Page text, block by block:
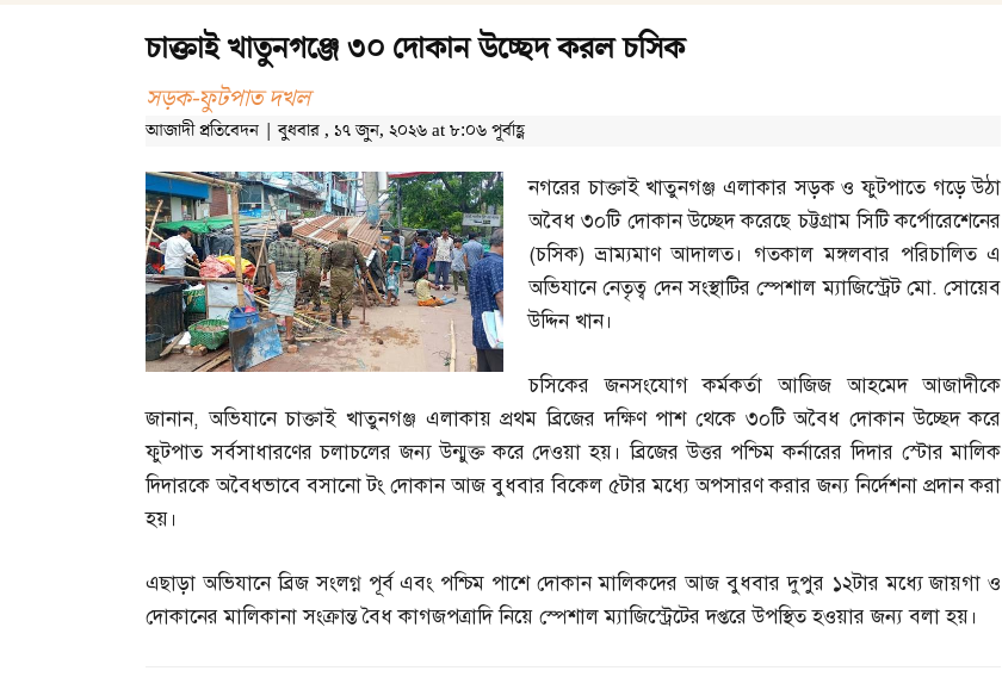
চাক্তাই খাতুনগঞ্জে ৩০ দোকান উচ্ছেদ করল চসিক
সড়ক-ফুটপাত দখল
আজাদী প্রতিবেদন | বুধবার , ১৭ জুন, ২০২৬ at ৮:০৬ পূর্বাহ্ণ
নগরের চাক্তাই খাতুনগঞ্জ এলাকার সড়ক ও ফুটপাতে গড়ে উঠা
অবৈধ ৩০টি দোকান উচ্ছেদ করেছে চট্টগ্রাম সিটি কর্পোরেশেনের
(চসিক)ভ্রাম্যমাণ আদালত। গতকাল মঙ্গলবার পরিচালিত এ
অভিযানে নেতৃত্ব দেন সংস্থাটির স্পেশাল ম্যাজিস্ট্রেট মো.সোয়েব
উদ্দিন খান।
চসিকের জনসংযোগ কর্মকর্তা আজিজ আহমেদ আজাদীকে
জানান,অভিযানে চাক্তাই খাতুনগঞ্জ এলাকায় প্রথম ব্রিজের দক্ষিণ পাশ থেকে ৩০টি অবৈধ দোকান উচ্ছেদ করে
ফুটপাত সর্বসাধারণের চলাচলের জন্য উন্মুক্ত করে দেওয়া হয়। ব্রিজের উত্তর পশ্চিম কর্নারের দিদার স্টোর মালিক
দিদারকে অবৈধভাবে বসানো টং দোকান আজ বুধবার বিকেল ৫টার মধ্যে অপসারণ করার জন্য নির্দেশনা প্রদান করা
হয়।
এছাড়া অভিযানে ব্রিজ সংলগ্ন পূর্ব এবং পশ্চিম পাশে দোকান মালিকদের আজ বুধবার দুপুর ১২টার মধ্যে জায়গা ও
দোকানের মালিকানা সংক্রান্ত বৈধ কাগজপত্রাদি নিয়ে স্পেশাল ম্যাজিস্ট্রেটের দপ্তরে উপস্থিত হওয়ার জন্য বলা হয়।